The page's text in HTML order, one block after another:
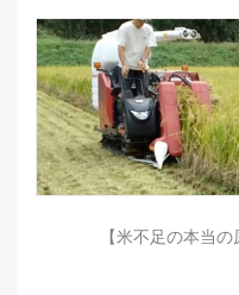
【米不足の本当